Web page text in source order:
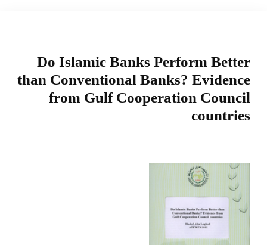
Do Islamic Banks Perform Better
than Conventional Banks? Evidence
from Gulf Cooperation Council
countries